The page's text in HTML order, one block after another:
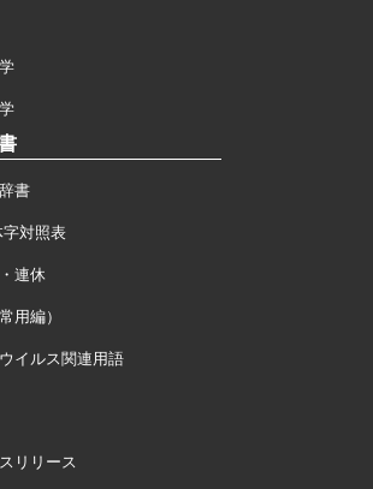
書
字対照表
連休
用編）
イルス関連用語
リリース